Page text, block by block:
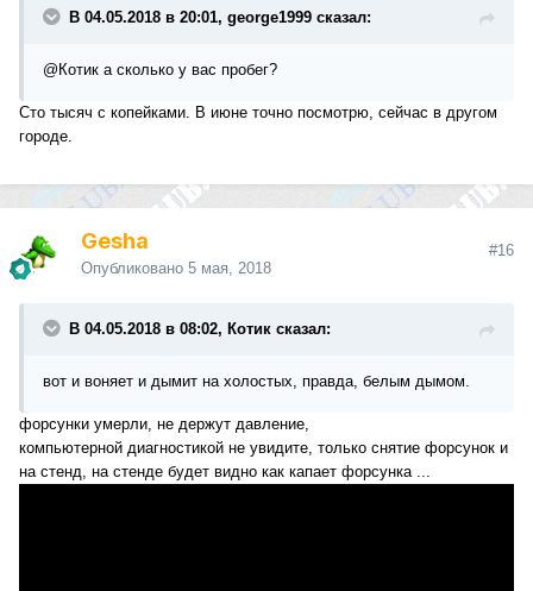
В 04.05.2018 в 20:01, george1999 сказал:
@Котик а сколько у вас пробег?
Сто тысяч с копейками. В июне точно посмотрю, сейчас в другом
городе.
Gesha
Опубликовано 5 мая, 2018
#16
В 04.05.2018 в 08:02, Котик сказал:
вот и воняет и дымит на холостых, правда, белым дымом.
форсунки умерли, не держут давление,
компьютерной диагностикой не увидите, только снятие форсунок и
на стенд, на стенде будет видно как капает форсунка ...